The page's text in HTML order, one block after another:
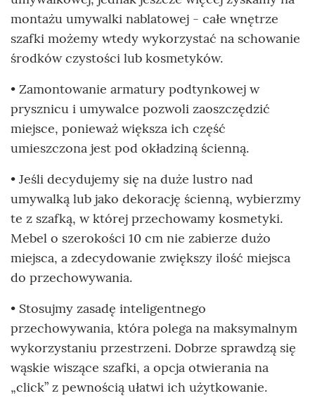
montażu umywalki nablatowej - całe wnętrze
szafki możemy wtedy wykorzystać na schowanie
środków czystości lub kosmetyków.
• Zamontowanie armatury podtynkowej w
prysznicu i umywalce pozwoli zaoszczędzić
miejsce, ponieważ większa ich część
umieszczona jest pod okładziną ścienną.
• Jeśli decydujemy się na duże lustro nad
umywalką lub jako dekorację ścienną, wybierzmy
te z szafką, w której przechowamy kosmetyki.
Mebel o szerokości 10 cm nie zabierze dużo
miejsca, a zdecydowanie zwiększy ilość miejsca
do przechowywania.
• Stosujmy zasadę inteligentnego
przechowywania, która polega na maksymalnym
wykorzystaniu przestrzeni. Dobrze sprawdzą się
wąskie wiszące szafki, a opcja otwierania na
„click” z pewnością ułatwi ich użytkowanie.